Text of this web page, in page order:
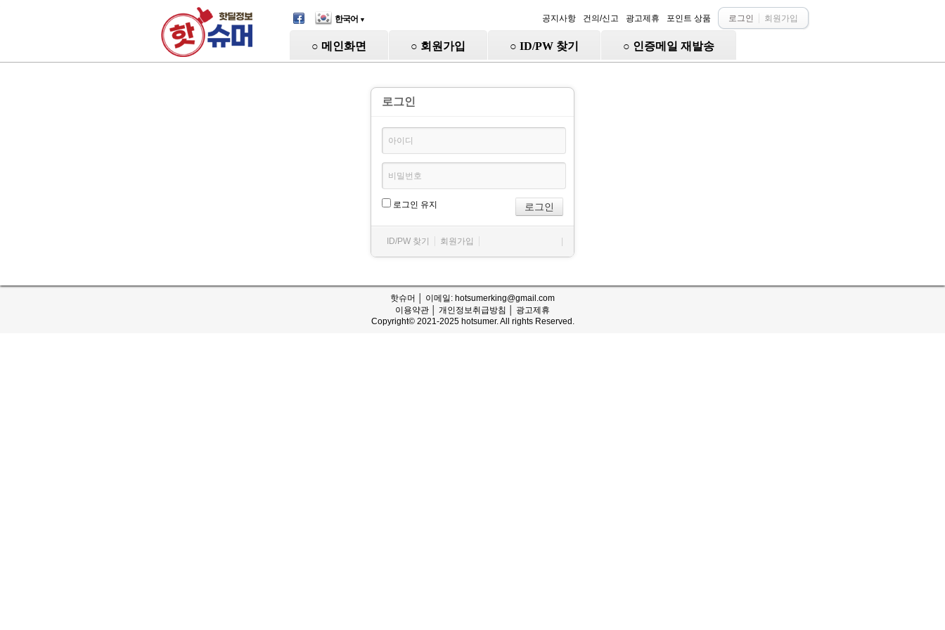
한국어 ▼ 로그인 회원가입
공지사항 건의/신고 광고제휴 포인트 상품
○ 메인화면 ○ 회원가입 ○ ID/PW 찾기 ○ 인증메일 재발송
로그인
로그인 유지
ID/PW 찾기 회원가입
핫슈머 │ 이메일: hotsumerking@gmail.com
이용약관
개인정보취급방침
광고제휴
Copyright© 2021-2025 hotsumer. All rights Reserved.